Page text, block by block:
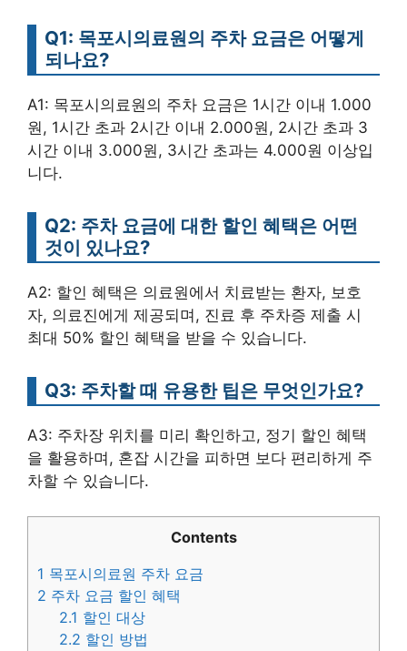
Q1: 목포시의료원의 주차 요금은 어떻게
되나요?
A1: 목포시의료원의 주차 요금은 1시간 이내 1.000
원, 1시간 초과 2시간 이내 2.000원, 2시간 초과 3
시간 이내 3.000원, 3시간 초과는 4.000원 이상입
니다.
Q2: 주차 요금에 대한 할인 혜택은 어떤
것이 있나요?
A2: 할인 혜택은 의료원에서 치료받는 환자, 보호
자, 의료진에게 제공되며, 진료 후 주차증 제출 시
최대 50% 할인 혜택을 받을 수 있습니다.
Q3: 주차할 때 유용한 팁은 무엇인가요?
A3: 주차장 위치를 미리 확인하고, 정기 할인 혜택
을 활용하며, 혼잡 시간을 피하면 보다 편리하게 주
차할 수 있습니다.
Contents
1 목포시의료원 주차 요금
2 주차 요금 할인 혜택
2.1 할인 대상
2.2 할인 방법